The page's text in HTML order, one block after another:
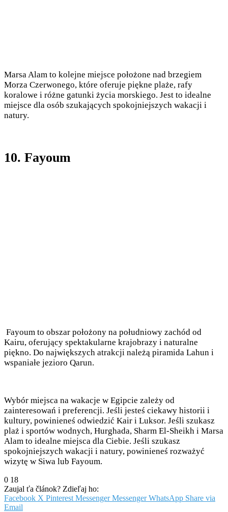
Marsa Alam to kolejne miejsce położone nad brzegiem
Morza Czerwonego, które oferuje piękne plaże, rafy
koralowe i różne gatunki życia morskiego. Jest to idealne
miejsce dla osób szukających spokojniejszych wakacji i
natury.
10. Fayoum
Fayoum to obszar położony na południowy zachód od
Kairu, oferujący spektakularne krajobrazy i naturalne
piękno. Do największych atrakcji należą piramida Lahun i
wspaniałe jezioro Qarun.
Wybór miejsca na wakacje w Egipcie zależy od
zainteresowań i preferencji. Jeśli jesteś ciekawy historii i
kultury, powinieneś odwiedzić Kair i Luksor. Jeśli szukasz
plaż i sportów wodnych, Hurghada, Sharm El-Sheikh i Marsa
Alam to idealne miejsca dla Ciebie. Jeśli szukasz
spokojniejszych wakacji i natury, powinieneś rozważyć
wizytę w Siwa lub Fayoum.
0 18
Zaujal ťa článok? Zdieľaj ho:
Facebook X Pinterest Messenger Messenger WhatsApp Share via
Email